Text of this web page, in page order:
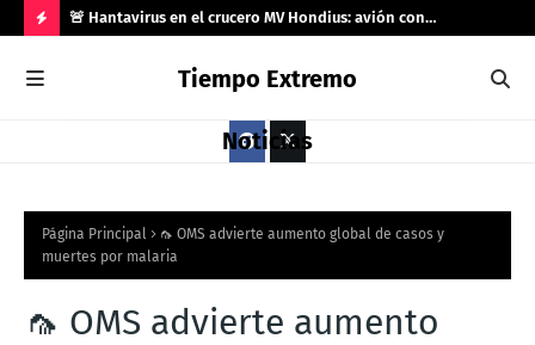
O
S
33
🚨 Hantavirus en el crucero MV Hondius: avión con
Tiempo Extremo
Noticias
Página Principal
🦟 OMS advierte aumento global de casos y
muertes por malaria
🦟 OMS advierte aumento